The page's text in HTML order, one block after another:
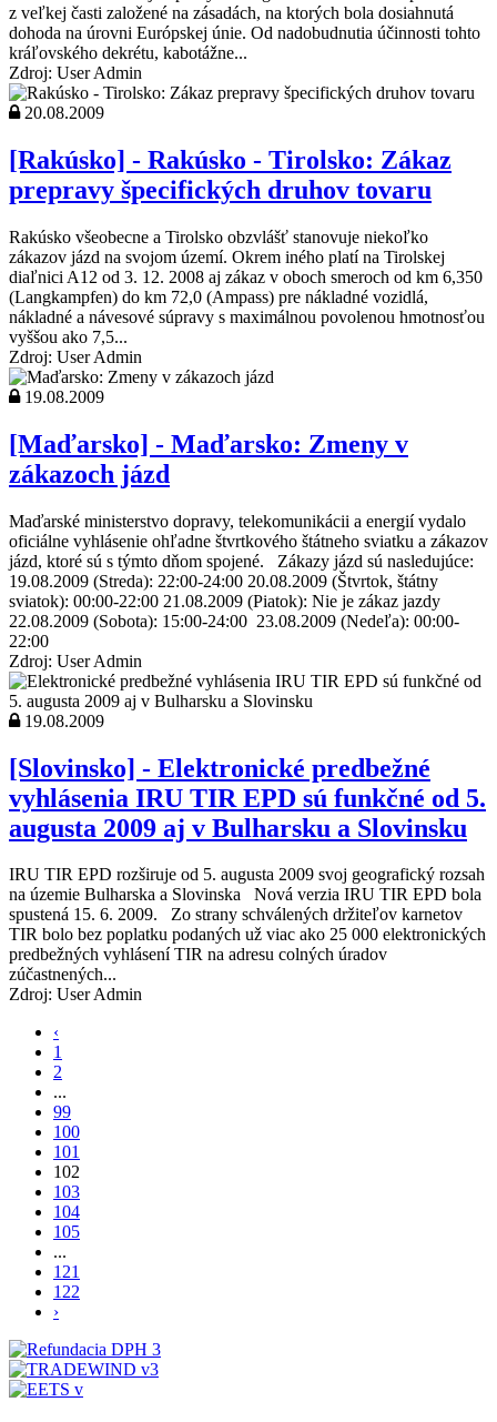
z veľkej časti založené na zásadách, na ktorých bola dosiahnutá
dohoda na úrovni Európskej únie. Od nadobudnutia účinnosti tohto
kráľovského dekrétu, kabotážne...
Zdroj: User Admin
20.08.2009
[Rakúsko] - Rakúsko - Tirolsko: Zákaz
prepravy špecifických druhov tovaru
Rakúsko všeobecne a Tirolsko obzvlášť stanovuje niekoľko
zákazov jázd na svojom území. Okrem iného platí na Tirolskej
diaľnici A12 od 3. 12. 2008 aj zákaz v oboch smeroch od km 6,350
(Langkampfen) do km 72,0 (Ampass) pre nákladné vozidlá,
nákladné a návesové súpravy s maximálnou povolenou hmotnosťou
vyššou ako 7,5...
Zdroj: User Admin
19.08.2009
[Maďarsko] - Maďarsko: Zmeny v
zákazoch jázd
Maďarské ministerstvo dopravy, telekomunikácii a energií vydalo
oficiálne vyhlásenie ohľadne štvrtkového štátneho sviatku a zákazov
jázd, ktoré sú s týmto dňom spojené. Zákazy jázd sú nasledujúce:
19.08.2009 (Streda): 22:00-24:00 20.08.2009 (Štvrtok, štátny
sviatok): 00:00-22:00 21.08.2009 (Piatok): Nie je zákaz jazdy
22.08.2009 (Sobota): 15:00-24:00 23.08.2009 (Nedeľa): 00:00-
22:00
Zdroj: User Admin
19.08.2009
[Slovinsko] - Elektronické predbežné
vyhlásenia IRU TIR EPD sú funkčné od 5.
augusta 2009 aj v Bulharsku a Slovinsku
IRU TIR EPD rozširuje od 5. augusta 2009 svoj geografický rozsah
na územie Bulharska a Slovinska Nová verzia IRU TIR EPD bola
spustená 15. 6. 2009. Zo strany schválených držiteľov karnetov
TIR bolo bez poplatku podaných už viac ako 25 000 elektronických
predbežných vyhlásení TIR na adresu colných úradov
zúčastnených...
Zdroj: User Admin
‹
1
2
...
99
100
101
102
103
104
105
...
121
122
›